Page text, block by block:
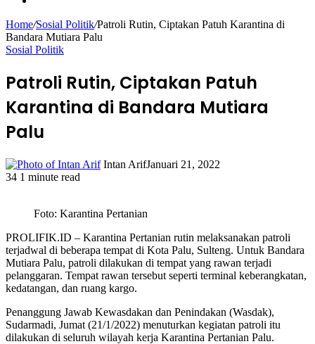
Home/Sosial Politik/Patroli Rutin, Ciptakan Patuh Karantina di
Bandara Mutiara Palu
Sosial Politik
Patroli Rutin, Ciptakan Patuh
Karantina di Bandara Mutiara
Palu
Intan ArifJanuari 21, 2022
34 1 minute read
Foto: Karantina Pertanian
PROLIFIK.ID – Karantina Pertanian rutin melaksanakan patroli
terjadwal di beberapa tempat di Kota Palu, Sulteng. Untuk Bandara
Mutiara Palu, patroli dilakukan di tempat yang rawan terjadi
pelanggaran. Tempat rawan tersebut seperti terminal keberangkatan,
kedatangan, dan ruang kargo.
Penanggung Jawab Kewasdakan dan Penindakan (Wasdak),
Sudarmadi, Jumat (21/1/2022) menuturkan kegiatan patroli itu
dilakukan di seluruh wilayah kerja Karantina Pertanian Palu.